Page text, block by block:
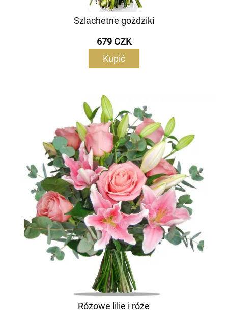
Szlachetne goździki
679 CZK
Kupić
Różowe lilie i róże